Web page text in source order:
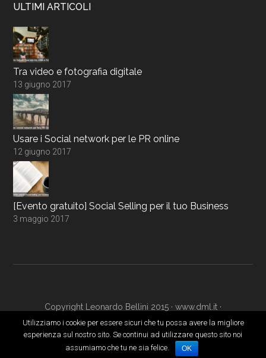
ULTIMI ARTICOLI
Tra video e fotografia digitale
13 giugno 2017
Usare i Social network per le PR online
12 giugno 2017
[Evento gratuito] Social Selling per il tuo Business
3 maggio 2017
Copyright Leonardo Bellini 2015 · www.dml.it ·
www.digitalmarketingacademy.it· Login
Utilizziamo i cookie per essere sicuri che tu possa avere la migliore
esperienza sul nostro sito. Se continui ad utilizzare questo sito noi
assumiamo che tu ne sia felice.
OK